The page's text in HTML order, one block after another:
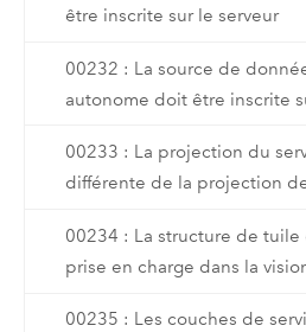
être inscrite sur le serveur
00232 : La source de
autonome doit être inscrite
00233 : La projection du
différente de la projection
00234 : La structure de tuile
prise en charge dans la
00235 : Les couches de